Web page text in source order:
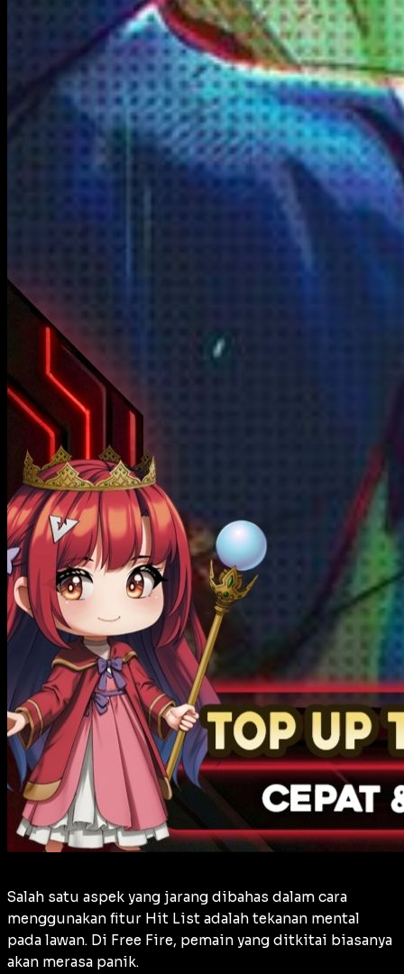
Salah satu aspek yang jarang dibahas dalam cara
menggunakan fitur Hit List adalah tekanan mental
pada lawan. Di Free Fire, pemain yang ditkitai biasanya
akan merasa panik.